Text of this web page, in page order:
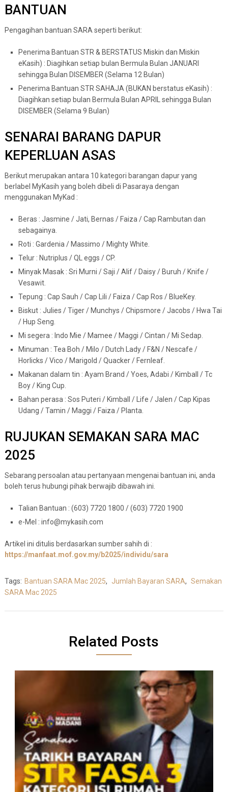
BANTUAN
Pengagihan bantuan SARA seperti berikut:
Penerima Bantuan STR & BERSTATUS Miskin dan Miskin
eKasih) : Diagihkan setiap bulan Bermula Bulan JANUARI
sehingga Bulan DISEMBER (Selama 12 Bulan)
Penerima Bantuan STR SAHAJA (BUKAN berstatus eKasih) :
Diagihkan setiap bulan Bermula Bulan APRIL sehingga Bulan
DISEMBER (Selama 9 Bulan)
SENARAI BARANG DAPUR
KEPERLUAN ASAS
Berikut merupakan antara 10 kategori barangan dapur yang
berlabel MyKasih yang boleh dibeli di Pasaraya dengan
menggunakan MyKad :
Beras : Jasmine / Jati, Bernas / Faiza / Cap Rambutan dan
sebagainya.
Roti : Gardenia / Massimo / Mighty White.
Telur : Nutriplus / QL eggs / CP.
Minyak Masak : Sri Murni / Saji / Alif / Daisy / Buruh / Knife /
Vesawit.
Tepung : Cap Sauh / Cap Lili / Faiza / Cap Ros / BlueKey.
Biskut : Julies / Tiger / Munchys / Chipsmore / Jacobs / Hwa Tai
/ Hup Seng.
Mi segera : Indo Mie / Mamee / Maggi / Cintan / Mi Sedap.
Minuman : Tea Boh / Milo / Dutch Lady / F&N / Nescafe /
Horlicks / Vico / Marigold / Quacker / Fernleaf.
Makanan dalam tin : Ayam Brand / Yoes, Adabi / Kimball / Tc
Boy / King Cup.
Bahan perasa : Sos Puteri / Kimball / Life / Jalen / Cap Kipas
Udang / Tamin / Maggi / Faiza / Planta.
RUJUKAN SEMAKAN SARA MAC
2025
Sebarang persoalan atau pertanyaan mengenai bantuan ini, anda
boleh terus hubungi pihak berwajib dibawah ini.
Talian Bantuan : (603) 7720 1800 / (603) 7720 1900
e-Mel : info@mykasih.com
Artikel ini ditulis berdasarkan sumber sahih di :
https://manfaat.mof.gov.my/b2025/individu/sara
Tags: Bantuan SARA Mac 2025, Jumlah Bayaran SARA, Semakan
SARA Mac 2025
Related Posts